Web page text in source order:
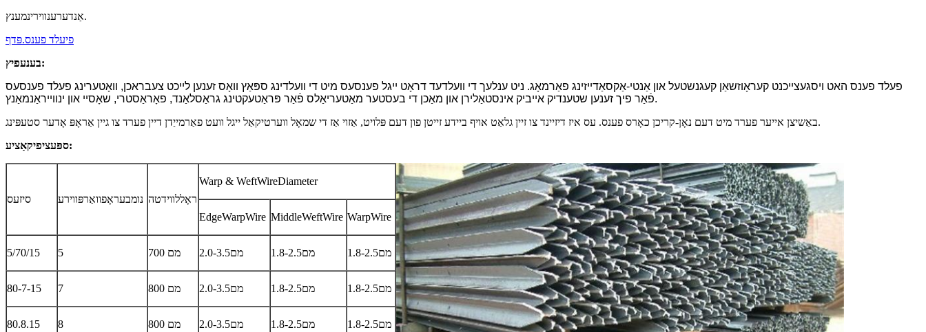
אַנדערענווירינמענץ.
פיעלד פענס.פּדף
בענעפיץ:
פעלד פענס האט ויסגעצייכנט קעראָוזשאַן קעגנשטעל און אַנטי-אַקסאַדייזינג פאַרמאָג. ניט ענלעך די וועלדעד דראָט ייגל פענסעס מיט די וועלדינג ספּאַץ וואָס זענען לייכט צעבראכן, וואָטערינג פעלד פענסעס
פֿאַר פיך זענען שטענדיק אייביק אינסטאַלירן און מאַכן די בעסטער מאַטעריאַלס פֿאַר פּראַטעקטינג גראַסלאַנד, פאָראַסטרי, שאָסיי און ינווייראַנמאַנץ.
באַשיצן אייער פערד מיט דעם נאָן-קריכן כאָרס פענס. עס איז דיזיינד צו זיין גלאַט אויף ביידע זייטן פון דעם פּלויט, אַזוי אַז די שמאָל ווערטיקאַל ייגל וועט פאַרמייַדן דיין פערד צו גיין אַראָפּ אָדער סטעפּינג.
ספּעציפיקאַציע:
סיזעס נומבעראָפוואַרפּווירע ראָללווידטה
Warp & WeftWireDiameter
EdgeWarpWire MiddleWeftWire WarpWire
5/70/15 5 700 מם 2.0-3.5מם 1.8-2.5מם 1.8-2.5מם
80-7-15 7 800 מם 2.0-3.5מם 1.8-2.5מם 1.8-2.5מם
80.8.15 8 800 מם 2.0-3.5מם 1.8-2.5מם 1.8-2.5מם